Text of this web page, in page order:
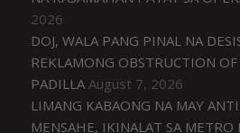
2026
DOJ, WALA PANG PINAL NA
REKLAMONG OBSTRUCTION OF
PADILLA August 7, 2026
LIMANG KABAONG NA MAY
MENSAHE, IKINALAT SA METRO